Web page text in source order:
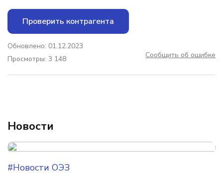
Проверить контрагента
Обновлено: 01.12.2023
Просмотры: 3 148
Сообщить об ошибке
Новости
#Новости ОЭЗ